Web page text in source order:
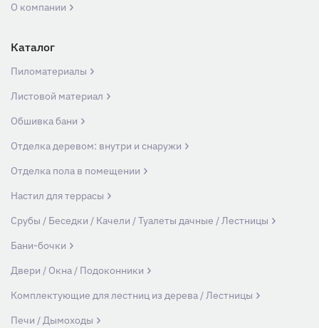
О компании
Каталог
Пиломатериалы
Листовой материал
Обшивка бани
Отделка деревом: внутри и снаружи
Отделка пола в помещении
Настил для террасы
Срубы / Беседки / Качели / Туалеты дачные / Лестницы
Бани-бочки
Двери / Окна / Подоконники
Комплектующие для лестниц из дерева / Лестницы
Печи / Дымоходы